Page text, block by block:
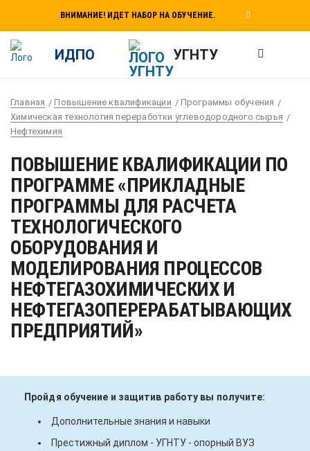
ВНИМАНИЕ! ИДЕТ НАБОР НА ОБУЧЕНИЕ.
ИДПО УГНТУ
Главная Повышение квалификации
Программы обучения
Химическая технология переработки углеводородного сырья
Нефтехимия
ПОВЫШЕНИЕ КВАЛИФИКАЦИИ ПО
ПРОГРАММЕ «ПРИКЛАДНЫЕ
ПРОГРАММЫ ДЛЯ РАСЧЕТА
ТЕХНОЛОГИЧЕСКОГО
ОБОРУДОВАНИЯ И
МОДЕЛИРОВАНИЯ ПРОЦЕССОВ
НЕФТЕГАЗОХИМИЧЕСКИХ И
НЕФТЕГАЗОПЕРЕРАБАТЫВАЮЩИХ
ПРЕДПРИЯТИЙ»
Пройдя обучение и защитив работу вы получите:
Дополнительные знания и навыки
Престижный диплом - УГНТУ - опорный ВУЗ